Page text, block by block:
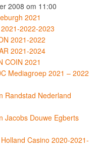
2008 om 11:00
2021
2022-2023
2021-2022
2021-2024
COIN 2021
Mediagroep 2021 – 2022
Randstad Nederland
Jacobs Douwe Egberts
Casino 2020-2021-